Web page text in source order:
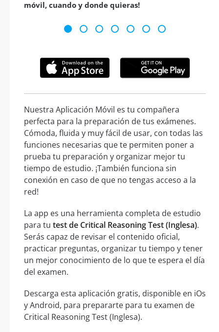
móvil, cuando y donde quieras!
Nuestra Aplicación Móvil es tu compañera
perfecta para la preparación de tus exámenes.
Cómoda, fluida y muy fácil de usar, con todas las
funciones necesarias que te permiten poner a
prueba tu preparación y organizar mejor tu
tiempo de estudio. ¡También funciona sin
conexión en caso de que no tengas acceso a la
red!
La app es una herramienta completa de estudio
para tu test de Critical Reasoning Test (Inglesa).
Serás capaz de revisar el contenido oficial,
practicar preguntas, organizar tu tiempo y tener
un mejor conocimiento de lo que te espera el día
del examen.
Descarga esta aplicación gratis, disponible en iOs
y Android, para prepararte para tu examen de
Critical Reasoning Test (Inglesa).